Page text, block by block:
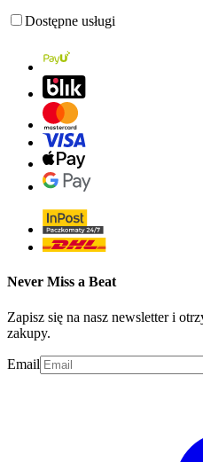
Dostępne usługi
Never Miss a Beat
Zapisz się na nasz newsletter i
zakupy.
Email